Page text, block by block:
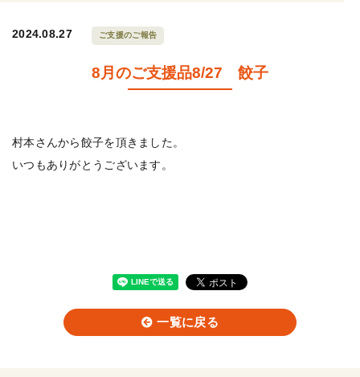
2024.08.27 ご支援のご報告
8月のご支援品8/27 餃子
村本さんから餃子を頂きました。
いつもありがとうございます。
一覧に戻る